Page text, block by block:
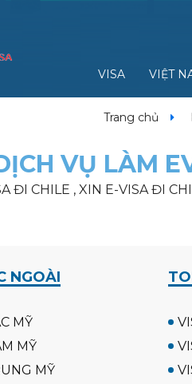
VISA VIỆT
Trang chủ
VỤ LÀM
ĐI CHILE , XIN E-VISA ĐI
NGOÀI
MỸ
MỸ
MỸ